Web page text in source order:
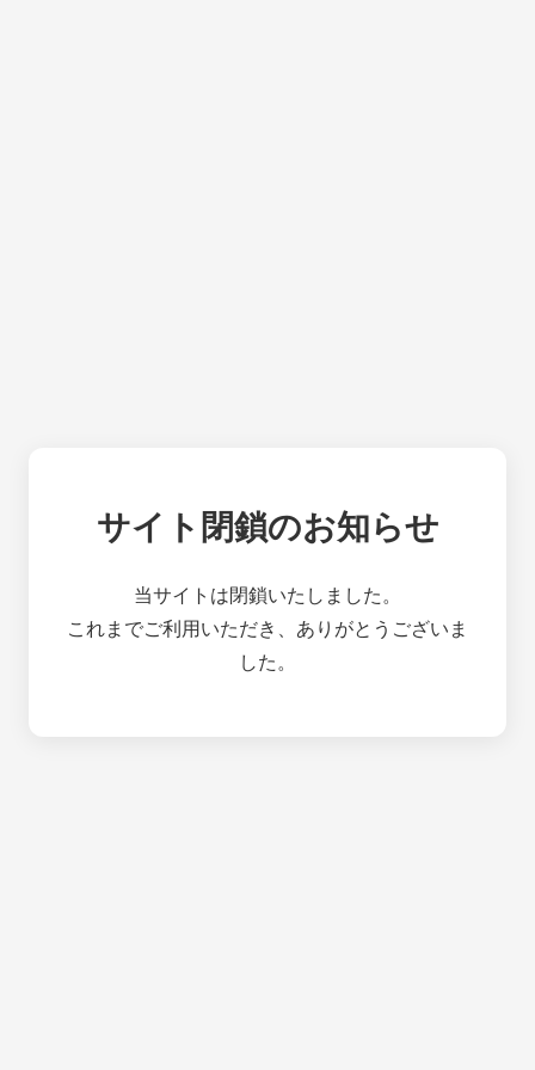
サイト閉鎖のお知らせ
当サイトは閉鎖いたしました。
これまでご利用いただき、ありがとうございま
した。